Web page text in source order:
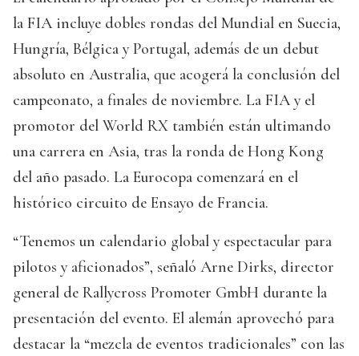
la FIA incluye dobles rondas del Mundial en Suecia,
Hungría, Bélgica y Portugal, además de un debut
absoluto en Australia, que acogerá la conclusión del
campeonato, a finales de noviembre. La FIA y el
promotor del World RX también están ultimando
una carrera en Asia, tras la ronda de Hong Kong
del año pasado. La Eurocopa comenzará en el
histórico circuito de Ensayo de Francia.
“Tenemos un calendario global y espectacular para
pilotos y aficionados”, señaló Arne Dirks, director
general de Rallycross Promoter GmbH durante la
presentación del evento. El alemán aprovechó para
destacar la “mezcla de eventos tradicionales” con las